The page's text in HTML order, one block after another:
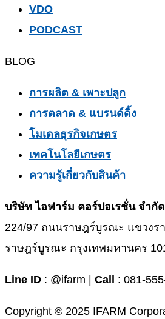
VDO
PODCAST
BLOG
การผลิต & เพาะปลูก
การตลาด & แบรนด์ดิ้ง
โมเดลธุรกิจเกษตร
เทคโนโลยีเกษตร
ความรู้เกี่ยวกับสินค้า
บริษัท ไอฟาร์ม คอร์ปอเรชั่น จำกัด
224/97 ถนนราษฎร์บูรณะ แขวงร
ราษฎร์บูรณะ กรุงเทพมหานคร
Line ID : @ifarm | Call : 081-
Copyright © 2025 IFARM